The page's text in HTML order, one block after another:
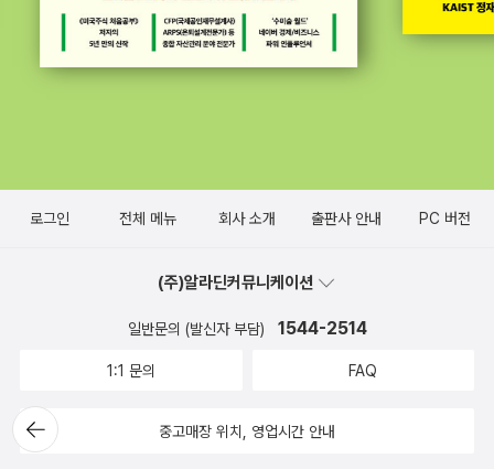
뒤로가
기
로그인 전체 메뉴 회사 소개 출판사 안내 PC 버전
(주)알라딘커뮤니케이션
일반문의 (발신자 부담) 1544-2514
1:1 문의 FAQ
중고매장 위치, 영업시간 안내